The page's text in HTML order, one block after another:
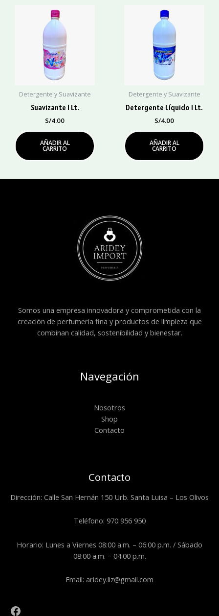
Detergente y Suavizante
Suavizante 1 Lt.
S/4.00
AÑADIR AL
CARRITO
Detergente y Suavizante
Detergente Líquido 1 Lt.
S/4.00
AÑADIR AL
CARRITO
Somos una empresa innovadora y comprometida con la
creación de perfumería fina y productos de limpieza que
combinan calidad, sostenibilidad y bienestar.
Navegación
Nosotros
Shop
Contacto
Contacto
Dirección: Calle San Hernán 150 Urb. Santa Luisa – Los Olivos
Teléfono: 970 956 950
Horario: Lunes a Viernes 08:00 a.m. – 06:00 p.m. / Sábado
08:00 a.m. – 04:00 p.m.
Email: aridey.liz@gmail.com